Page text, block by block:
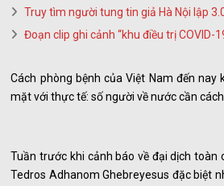
Truy tìm người tung tin giả Hà Nội lập
Đoạn clip ghi cảnh “khu điều trị COVID-
Cách phòng bệnh của Việt Nam đến nay
mặt với thực tế: số người về nước cần cách
Tuần trước khi cảnh báo về đại dịch toàn
Tedros Adhanom Ghebreyesus đặc biệt